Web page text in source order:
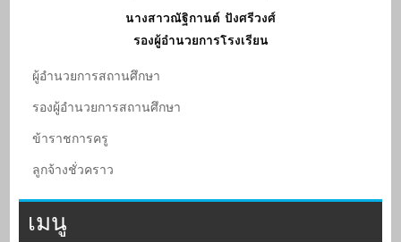
นางสาวณัฐิกานต์ ปังศรีวงศ์
รองผู้อำนวยการโรงเรียน
ผู้อํานวยการสถานศึกษา
รองผู้อํานวยการสถานศึกษา
ข้าราชการครู
ลูกจ้างชั่วคราว
เมนู